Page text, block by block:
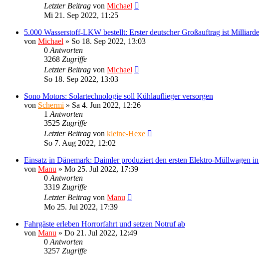
Letzter Beitrag von Michael
Mi 21. Sep 2022, 11:25
5.000 Wasserstoff-LKW bestellt: Erster deutscher Großauftrag ist
von Michael » So 18. Sep 2022, 13:03
0 Antworten
3268 Zugriffe
Letzter Beitrag von Michael
So 18. Sep 2022, 13:03
Sono Motors: Solartechnologie soll Kühlauflieger versorgen
von Schermi » Sa 4. Jun 2022, 12:26
1 Antworten
3525 Zugriffe
Letzter Beitrag von kleine-Hexe
So 7. Aug 2022, 12:02
Einsatz in Dänemark: Daimler produziert den ersten Elektro-Müllwagen
von Manu » Mo 25. Jul 2022, 17:39
0 Antworten
3319 Zugriffe
Letzter Beitrag von Manu
Mo 25. Jul 2022, 17:39
Fahrgäste erleben Horrorfahrt und setzen Notruf ab
von Manu » Do 21. Jul 2022, 12:49
0 Antworten
3257 Zugriffe